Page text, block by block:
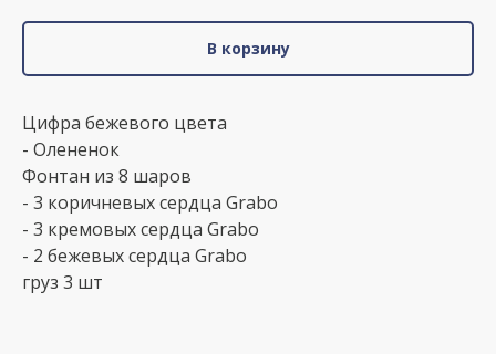
В корзину
Цифра бежевого цвета
- Олененок
Фонтан из 8 шаров
- 3 коричневых сердца Grabo
- 3 кремовых сердца Grabo
- 2 бежевых сердца Grabo
груз 3 шт